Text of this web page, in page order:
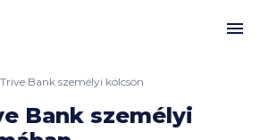
Trive Bank személyi kölcsön
Bank személyi